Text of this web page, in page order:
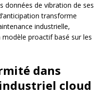
données de vibration de ses
transforme
industrielle,
modèle proactif basé sur les
dans
cloud